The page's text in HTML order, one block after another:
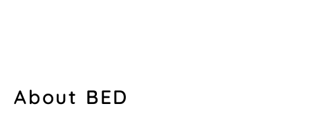
About BED